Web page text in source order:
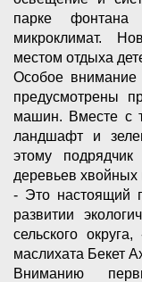
парке фонтана
микроклимат.
местом отдыха
Особое внимание
предусмотрены
машин. Вместе с
ландшафт и
этому
деревьев хвойных
- Это настоящий
развитии
сельского
маслихата Бекет
Вниманию